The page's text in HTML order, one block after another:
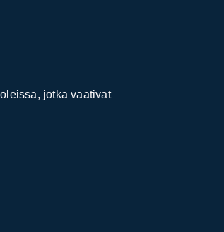
jotka vaativat